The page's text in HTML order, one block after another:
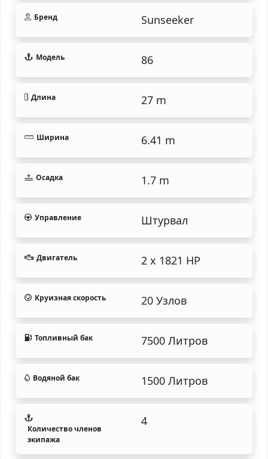
Бренд Sunseeker
Модель 86
Длина 27 m
Ширина 6.41 m
Осадка 1.7 m
Управление Штурвал
Двигатель 2 x 1821 HP
Круизная скорость 20 Узлов
Топливный бак 7500 Литров
Водяной бак 1500 Литров
Количество членов
экипажа
4